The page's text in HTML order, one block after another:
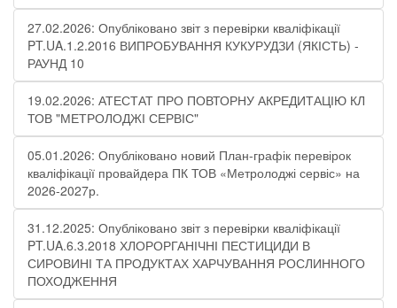
27.02.2026: Опубліковано звіт з перевірки кваліфікації
PT.UA.1.2.2016 ВИПРОБУВАННЯ КУКУРУДЗИ (ЯКІСТЬ) -
РАУНД 10
19.02.2026: АТЕСТАТ ПРО ПОВТОРНУ АКРЕДИТАЦІЮ КЛ
ТОВ "МЕТРОЛОДЖІ СЕРВІС"
05.01.2026: Опубліковано новий План-графік перевірок
кваліфікації провайдера ПК ТОВ «Метролоджі сервіс» на
2026-2027р.
31.12.2025: Опубліковано звіт з перевірки кваліфікації
PT.UA.6.3.2018 ХЛОРОРГАНІЧНІ ПЕСТИЦИДИ В
СИРОВИНІ ТА ПРОДУКТАХ ХАРЧУВАННЯ РОСЛИННОГО
ПОХОДЖЕННЯ​